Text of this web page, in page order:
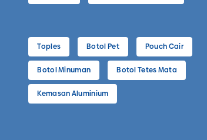
Toples Botol Pet Pouch Cair
Botol Minuman Botol Tetes Mata
Kemasan Aluminium